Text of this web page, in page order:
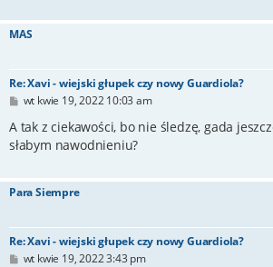
MAS
Re: Xavi - wiejski głupek czy nowy Guardiola?
P
s
wt kwie 19, 2022 10:03 am
A tak z ciekawości, bo nie śledzę, gada
słabym nawodnieniu?
Para Siempre
Re: Xavi - wiejski głupek czy nowy Guardiola?
Pwt kwie 19, 2022 3:43 pm